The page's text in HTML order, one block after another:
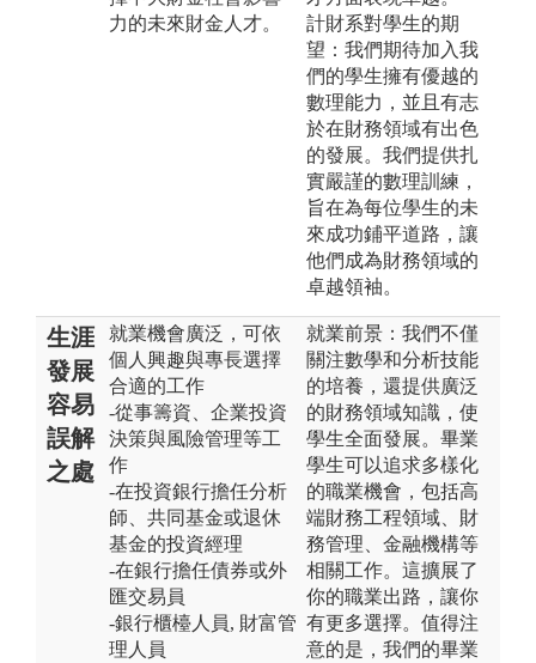
力的未來財金人才。
計財系對學生的期
望：我們期待加入我
們的學生擁有優越的
數理能力，並且有志
於在財務領域有出色
的發展。我們提供扎
實嚴謹的數理訓練，
旨在為每位學生的未
來成功鋪平道路，讓
他們成為財務領域的
卓越領袖。
生涯
發展
容易
誤解
之處
就業機會廣泛，可依
個人興趣與專長選擇
合適的工作
-從事籌資、企業投資
決策與風險管理等工
作
-在投資銀行擔任分析
師、共同基金或退休
基金的投資經理
-在銀行擔任債券或外
匯交易員
-銀行櫃檯人員, 財富管
理人員
就業前景：我們不僅
關注數學和分析技能
的培養，還提供廣泛
的財務領域知識，使
學生全面發展。畢業
學生可以追求多樣化
的職業機會，包括高
端財務工程領域、財
務管理、金融機構等
相關工作。這擴展了
你的職業出路，讓你
有更多選擇。值得注
意的是，我們的畢業